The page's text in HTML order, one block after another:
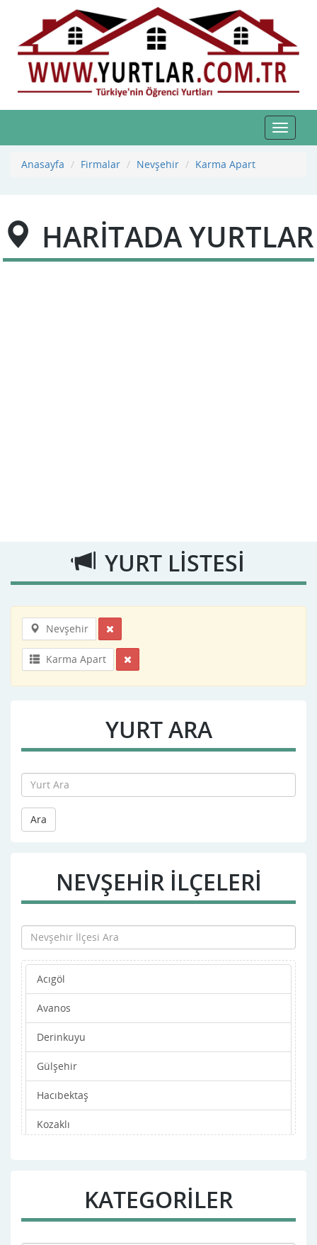
Toggle
Anasayfa
Firmalar Nevşehir Karma Apart
HARİTADA YURTLAR
YURT LİSTESİ
Nevşehir
Karma Apart
YURT ARA
Ara
NEVŞEHIR İLÇELERİ
Acıgöl
Avanos
Derinkuyu
Gülşehir
Hacıbektaş
Kozaklı
KATEGORİLER